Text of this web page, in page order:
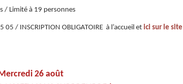
/ Limité à 19 personnes
05 / INSCRIPTION OBLIGATOIRE à l’accueil et ici sur le site
26 août